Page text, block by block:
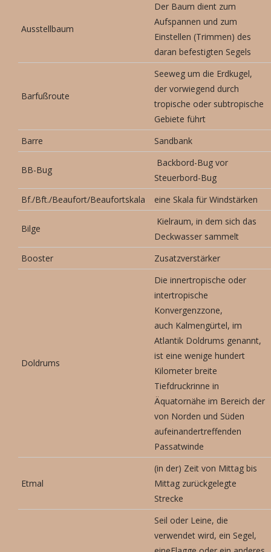
Ausstellbaum
Der Baum dient zum
Aufspannen und zum
Einstellen (Trimmen) des
daran befestigten Segels
Barfußroute
Seeweg um die Erdkugel,
der vorwiegend durch
tropische oder subtropische
Gebiete führt
Barre
Sandbank
BB-Bug
Backbord-Bug vor
Steuerbord-Bug
Bf./Bft./Beaufort/Beaufortskala
eine Skala für Windstärken
Bilge
Kielraum, in dem sich das
Deckwasser sammelt
Booster
Zusatzverstärker
Doldrums
Die innertropische oder
intertropische
Konvergenzzone,
auch Kalmengürtel, im
Atlantik Doldrums genannt,
ist eine wenige hundert
Kilometer breite
Tiefdruckrinne in
Äquatornähe im Bereich der
von Norden und Süden
aufeinandertreffenden
Passatwinde
Etmal
(in der) Zeit von Mittag bis
Mittag zurückgelegte
Strecke
Seil oder Leine, die
verwendet wird, ein Segel,